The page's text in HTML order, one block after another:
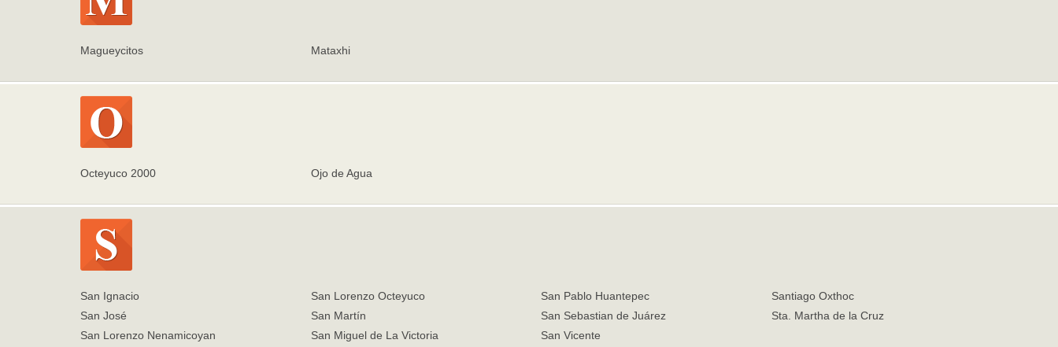
Magueycitos Mataxhi
Octeyuco 2000 Ojo de Agua
San Ignacio
San José
San Lorenzo Nenamicoyan
San Lorenzo Octeyuco
San Martín
San Miguel de La Victoria
San Pablo Huantepec
San Sebastian de Juárez
San Vicente
Santiago Oxthoc
Sta. Martha de la Cruz